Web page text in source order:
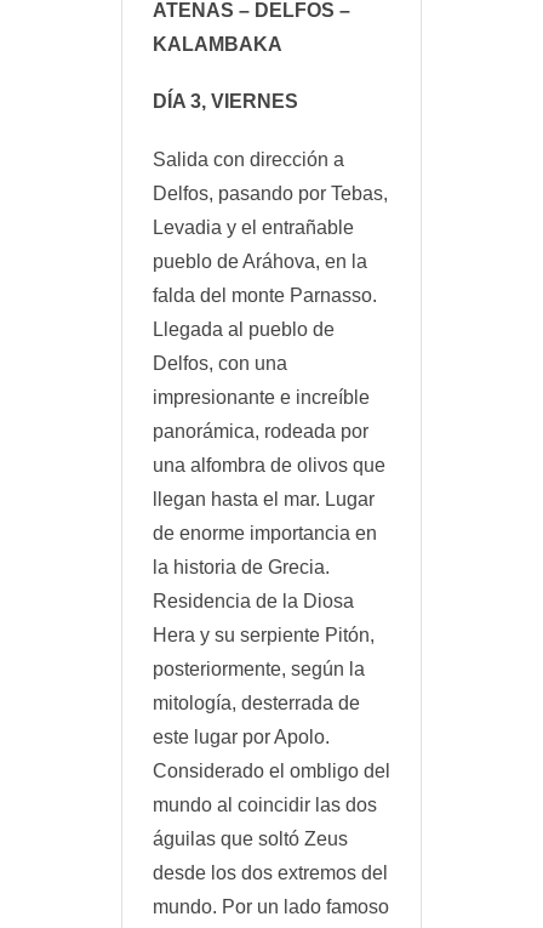
ATENAS – DELFOS –
KALAMBAKA
DÍA 3, VIERNES
Salida con dirección a
Delfos, pasando por Tebas,
Levadia y el entrañable
pueblo de Aráhova, en la
falda del monte Parnasso.
Llegada al pueblo de
Delfos, con una
impresionante e increíble
panorámica, rodeada por
una alfombra de olivos que
llegan hasta el mar. Lugar
de enorme importancia en
la historia de Grecia.
Residencia de la Diosa
Hera y su serpiente Pitón,
posteriormente, según la
mitología, desterrada de
este lugar por Apolo.
Considerado el ombligo del
mundo al coincidir las dos
águilas que soltó Zeus
desde los dos extremos del
mundo. Por un lado famoso